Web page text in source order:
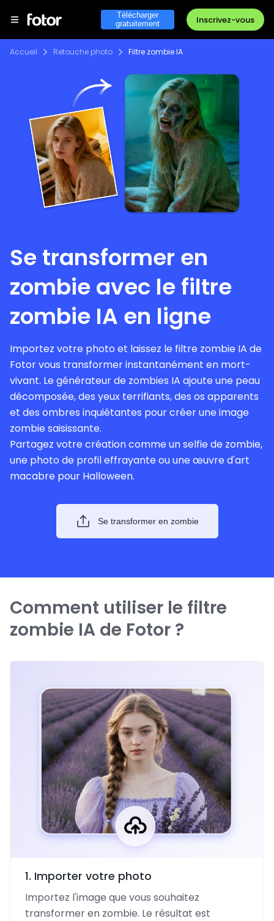
Télécharger
gratuitement
Inscrivez-vous
Accueil Retouche photo Filtre zombie IA
Se transformer en
zombie avec le filtre
zombie IA en ligne
Importez votre photo et laissez le filtre zombie IA de
Fotor vous transformer instantanément en mort-
vivant. Le générateur de zombies IA ajoute une peau
décomposée, des yeux terrifiants, des os apparents
et des ombres inquiétantes pour créer une image
zombie saisissante.
Partagez votre création comme un selfie de zombie,
une photo de profil effrayante ou une œuvre d'art
macabre pour Halloween.
Se transformer en zombie
Comment utiliser le filtre
zombie IA de Fotor ?
1. Importer votre photo
Importez l'image que vous souhaitez
transformer en zombie. Le résultat est